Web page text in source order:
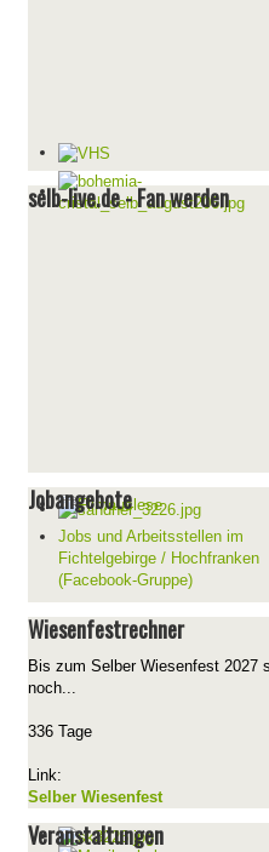
selb-live.de - Fan werden
Jobangebote
Jobs und Arbeitsstellen im
Fichtelgebirge / Hochfranken
(Facebook-Gruppe)
Wiesenfestrechner
Bis zum Selber Wiesenfest 2027
noch...
336 Tage
Link:
Selber Wiesenfest
Veranstaltungen